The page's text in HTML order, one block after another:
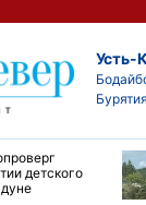
Усть-
Бурятия
детского